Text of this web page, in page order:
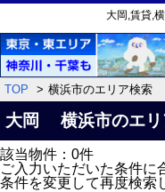
大岡,賃貸,
TOP 横浜市のエリア検索
大岡 横浜市のエリ
該当物件：0件
ご入力いただいた条件に
条件を変更して再度検索